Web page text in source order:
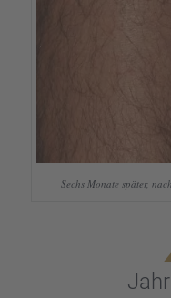
Sechs Monate später,